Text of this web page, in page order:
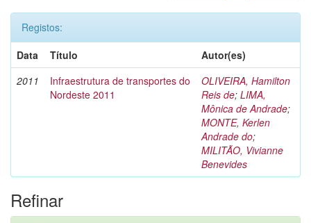
Registos:
Data
Título
Autor(es)
2011
Infraestrutura de transportes do
Nordeste 2011
OLIVEIRA, Hamilton
Reis de; LIMA,
Mônica de Andrade;
MONTE, Kerlen
Andrade do;
MILITÃO, Vivianne
Benevides
Refinar